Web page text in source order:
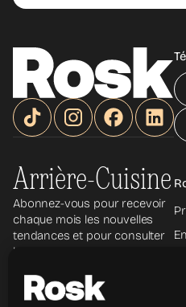
Arrière-Cuisine
Abonnez-vous pour recevoir
chaque mois les nouvelles
tendances et pour consulter
les archives.